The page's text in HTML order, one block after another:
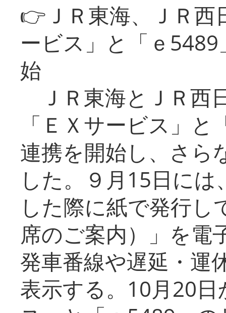
👉ＪＲ東海、ＪＲ
ービス」と「ｅ
始
ＪＲ東海とＪＲ西
「ＥＸサービス」
連携を開始し、さら
した。９月15日に
した際に紙で発行し
席のご案内）」を電
発車番線や遅延・運
表示する。10月20